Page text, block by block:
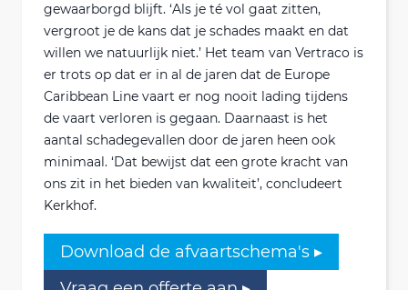
gewaarborgd blijft. ‘Als je té vol gaat zitten,
vergroot je de kans dat je schades maakt en dat
willen we natuurlijk niet.’ Het team van Vertraco is
er trots op dat er in al de jaren dat de Europe
Caribbean Line vaart er nog nooit lading tijdens
de vaart verloren is gegaan. Daarnaast is het
aantal schadegevallen door de jaren heen ook
minimaal. ‘Dat bewijst dat een grote kracht van
ons zit in het bieden van kwaliteit’, concludeert
Kerkhof.
Download de afvaartschema's ▸